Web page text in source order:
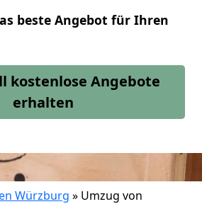
beste Angebot für Ihren
kostenlose Angebote
erhalten
Würzburg » Umzug von